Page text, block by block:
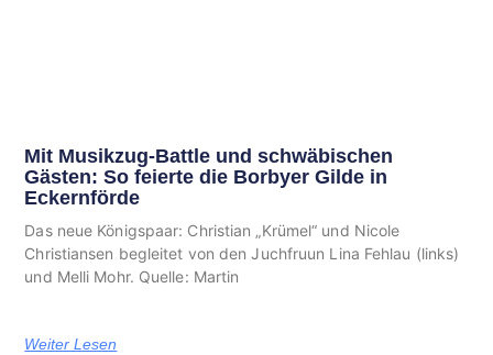
Mit Musikzug-Battle und schwäbischen
Gästen: So feierte die Borbyer Gilde in
Eckernförde
Das neue Königspaar: Christian „Krümel“ und Nicole
Christiansen begleitet von den Juchfruun Lina Fehlau (links)
und Melli Mohr. Quelle: Martin
Weiter Lesen